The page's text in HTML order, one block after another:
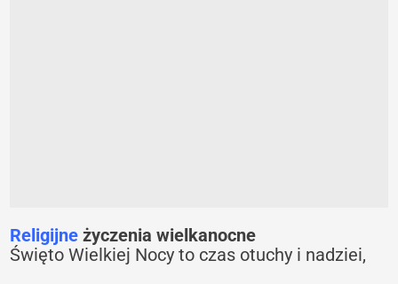
Religijne życzenia wielkanocne
Święto Wielkiej Nocy to czas otuchy i nadziei,